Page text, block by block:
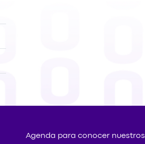
Agenda para conocer nuestros